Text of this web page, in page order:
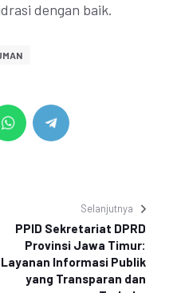
dengan baik.
Selanjutnya
PPID Sekretariat DPRD
Provinsi Jawa Timur:
Layanan Informasi Publik
yang Transparan dan